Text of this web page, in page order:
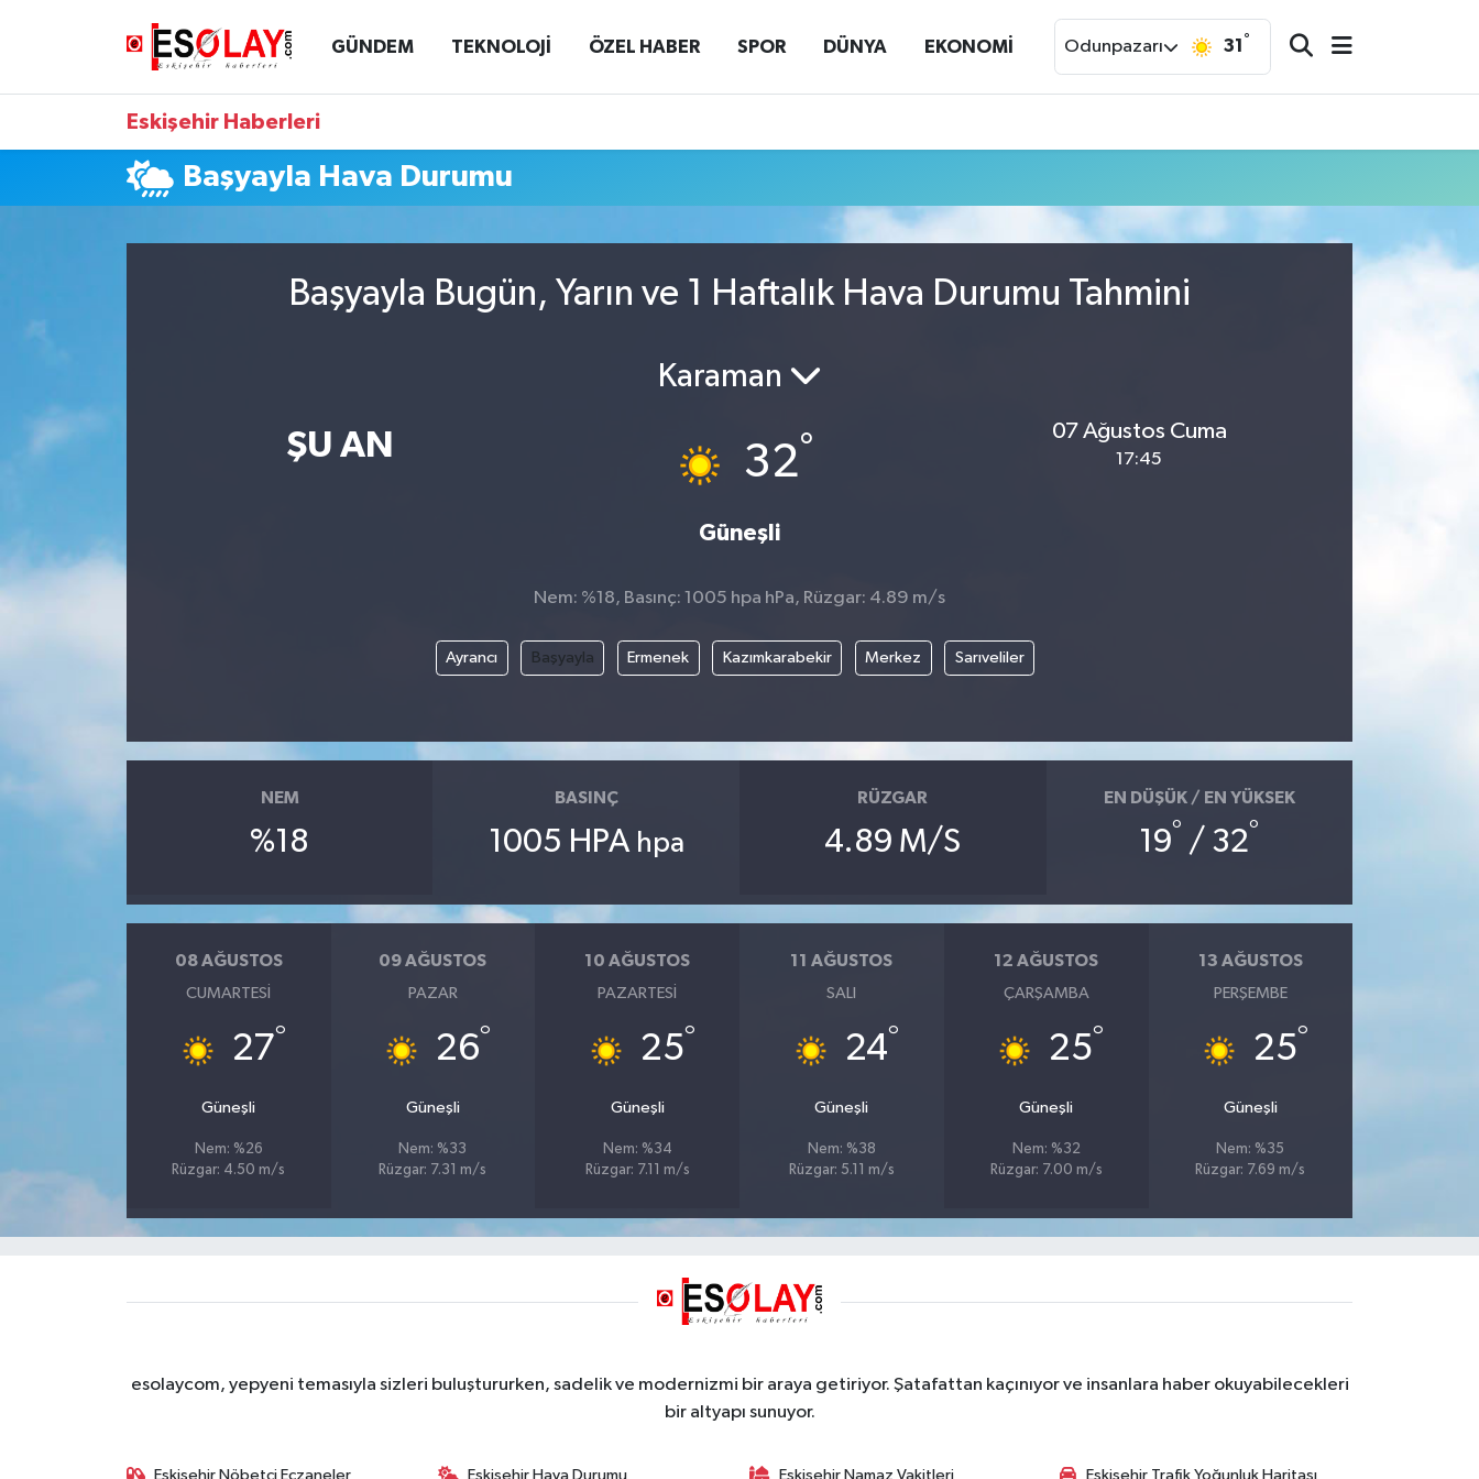
GÜNDEM TEKNOLOJİ ÖZEL HABER SPOR DÜNYA EKONOMİ Odunpazarı 31 °
Eskişehir Haberleri
Başyayla Hava Durumu
Başyayla Bugün, Yarın ve 1 Haftalık Hava Durumu Tahmini
ŞU AN
Karaman
32°
Güneşli
07 Ağustos Cuma
17:45
Nem: %18, Basınç: 1005 hpa hPa, Rüzgar: 4.89 m/s
Ayrancı Başyayla Ermenek Kazımkarabekir Merkez Sarıveliler
NEM
%18
BASINÇ
1005 HPA hpa
RÜZGAR
4.89 M/S
EN DÜŞÜK / EN YÜKSEK
19° / 32°
08 AĞUSTOS
CUMARTESI
27°
Güneşli
Nem: %26
Rüzgar: 4.50 m/s
09 AĞUSTOS
PAZAR
26°
Güneşli
Nem: %33
Rüzgar: 7.31 m/s
10 AĞUSTOS
PAZARTESI
25°
Güneşli
Nem: %34
Rüzgar: 7.11 m/s
11 AĞUSTOS
SALI
24°
Güneşli
Nem: %38
Rüzgar: 5.11 m/s
12 AĞUSTOS
ÇARŞAMBA
25°
Güneşli
Nem: %32
Rüzgar: 7.00 m/s
13 AĞUSTOS
PERŞEMBE
25°
Güneşli
Nem: %35
Rüzgar: 7.69 m/s
esolaycom, yepyeni temasıyla sizleri buluştururken, sadelik ve modernizmi bir araya getiriyor. Şatafattan kaçınıyor ve insanlara haber okuyabilecekleri
bir altyapı sunuyor.
Eskişehir Nöbetçi Eczaneler Eskişehir Hava Durumu Eskişehir Namaz Vakitleri Eskişehir Trafik Yoğunluk Haritası
Eskişehir Namaz Vakitleri
Süper Lig Puan Durumu ve Fikstür